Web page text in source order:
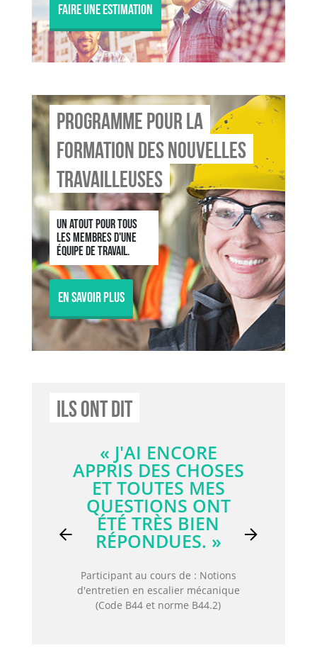
Faire une estimation
Programme pour la
formation des nouvelles
travailleuses
Un atout pour tous
les membres d'une
équipe de travail.
En savoir plus
Ils Ont Dit
« L'ENSEIGNANT
ÉTAIT TRÈS
EXPÉRIMENTÉ ET
ÉTAIT CAPABLE DE
RÉPONDRE À
N'IMPORTE QUELLE
PARTAGER SON
EXPÉRIENCE. »